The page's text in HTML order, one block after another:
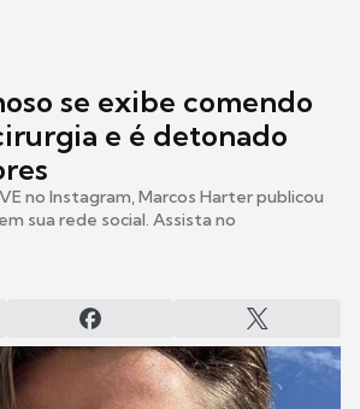
se exibe comendo
e é detonado
no Instagram, Marcos Harter publicou
sua rede social. Assista no